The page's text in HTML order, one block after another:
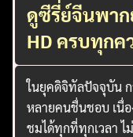
ดูซีรี่ย์จีนพา
HD ครบทุกค
ในยุคดิจิทัลปัจจุบัน
หลายคนชื่นชอบ เนื่
ชมได้ทุกที่ทุกเวลา ไ